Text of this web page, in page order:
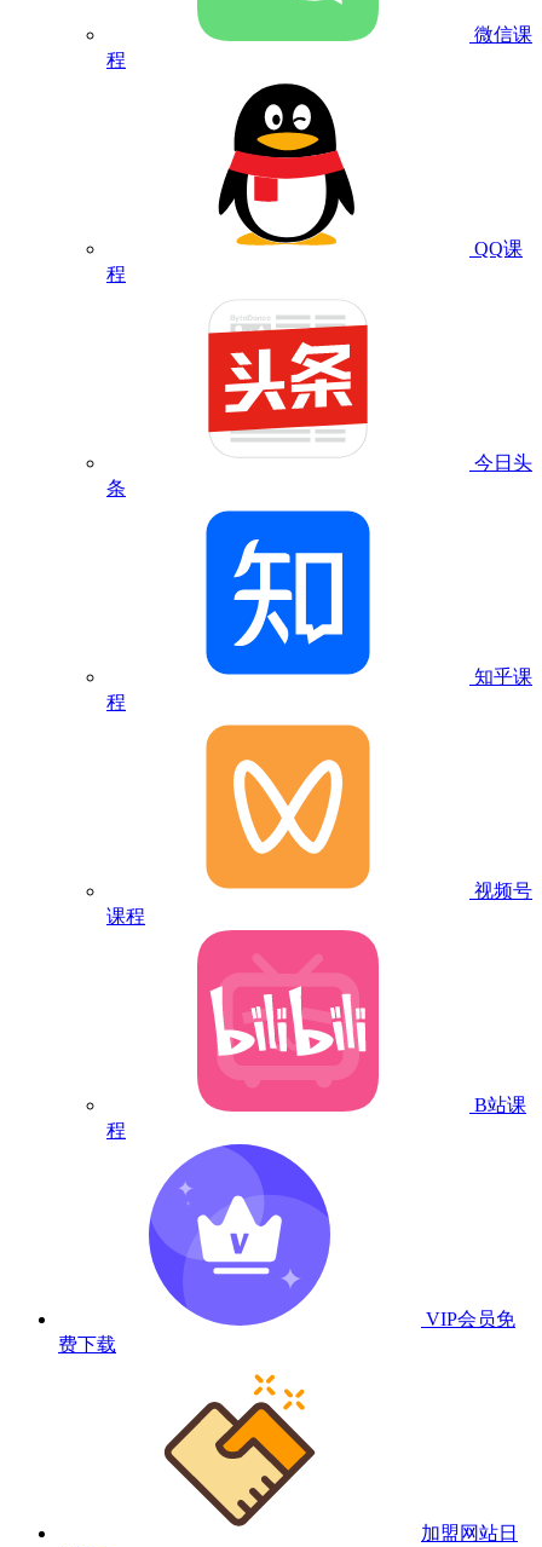
微信课
程
QQ课
程
今日头
条
知乎课
程
视频号
课程
B站课
程
VIP会员免
费下载
加盟网站日